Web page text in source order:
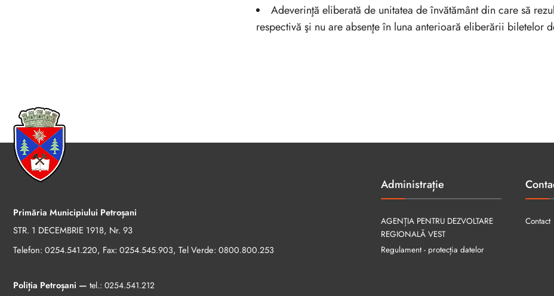
Adeverinţă eliberată de unitatea de învătământ din care să
respectivă şi nu are absenţe în luna anterioară eliberării biletelor
Primăria Municipiului Petroșani
STR. 1 DECEMBRIE 1918, Nr. 93
Telefon: 0254.541.220, Fax: 0254.545.903, Tel Verde: 0800.800.253
Poliția Petroșani — tel.: 0254.541.212
Administrație
AGENȚIA PENTRU DEZVOLTARE
REGIONALĂ VEST
Regulament - protecția datelor
Contact